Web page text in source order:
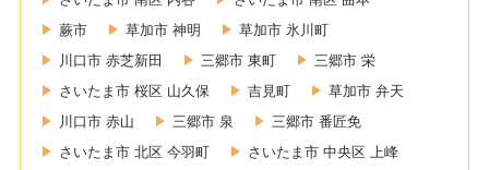
蕨市
草加市 神明
草加市 氷川町
川口市 赤芝新田
三郷市 東町
三郷市 栄
さいたま市 桜区 山久保
吉見町
草加市 弁天
川口市 赤山
三郷市 泉
三郷市 番匠免
さいたま市 北区 今羽町
さいたま市 中央区 上峰